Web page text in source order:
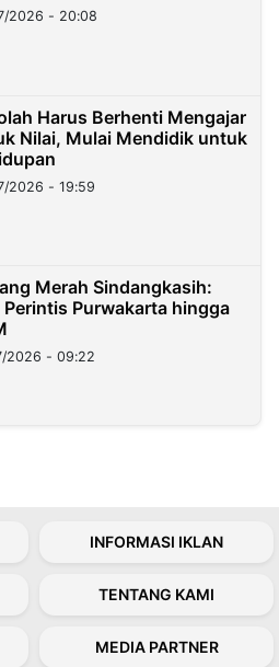
2026 - 20:08
Harus Berhenti Mengajar
Nilai, Mulai Mendidik untuk
2026 - 19:59
Merah Sindangkasih:
Perintis Purwakarta hingga
2026 - 09:22
INFORMASI IKLAN
TENTANG KAMI
MEDIA PARTNER